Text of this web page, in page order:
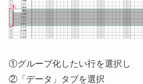
①グループ化したい行を選択し
②「データ」タブを選択